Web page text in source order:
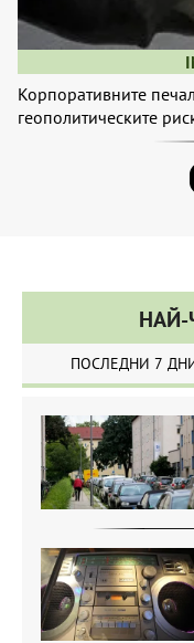
Корпоративните
геополитическите
НАЙ-
ПОСЛЕДНИ 7